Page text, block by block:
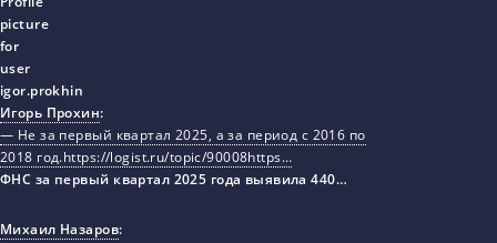
Игорь Прохин:
— Не за первый квартал 2025, а за период с 2016 по
2018 год.https://logist.ru/topic/90008https…
ФНС за первый квартал 2025 года выявила 440…
Михаил Назаров: